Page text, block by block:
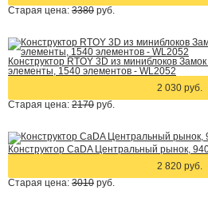
Старая цена: 3380 руб.
Конструктор RTOY 3D из миниблоков
элементы, 1540 элементов - WL2052
2 030 руб.
Старая цена: 2170 руб.
Конструктор CaDA Центральный рынок,
2 820 руб.
Старая цена: 3010 руб.